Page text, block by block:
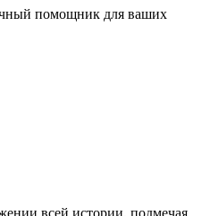
помощник для ваших
всей истории, подмечая